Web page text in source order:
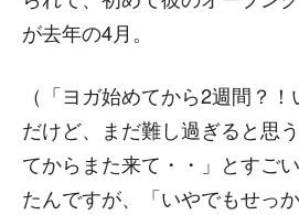
が去年の4月。
（「ヨガ始めてから2週間？
だけど、まだ難し過ぎると思
てからまた来て・・」とすご
たんですが、「いやでもせっ